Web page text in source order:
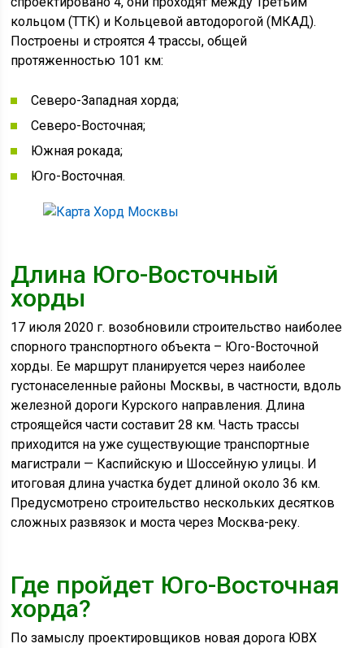
кольцом (ТТК) и Кольцевой автодорогой (МКАД).
Построены и строятся 4 трассы, общей
протяженностью 101 км:
Северо-Западная хорда;
Северо-Восточная;
Южная рокада;
Юго-Восточная.
Длина Юго-Восточный
хорды
17 июля 2020 г. возобновили строительство наиболее
спорного транспортного объекта – Юго-Восточной
хорды. Ее маршрут планируется через наиболее
густонаселенные районы Москвы, в частности, вдоль
железной дороги Курского направления. Длина
строящейся части составит 28 км. Часть трассы
приходится на уже существующие транспортные
магистрали — Каспийскую и Шоссейную улицы. И
итоговая длина участка будет длиной около 36 км.
Предусмотрено строительство нескольких десятков
сложных развязок и моста через Москва-реку.
Где пройдет Юго-Восточная
хорда?
По замыслу проектировщиков новая дорога ЮВХ